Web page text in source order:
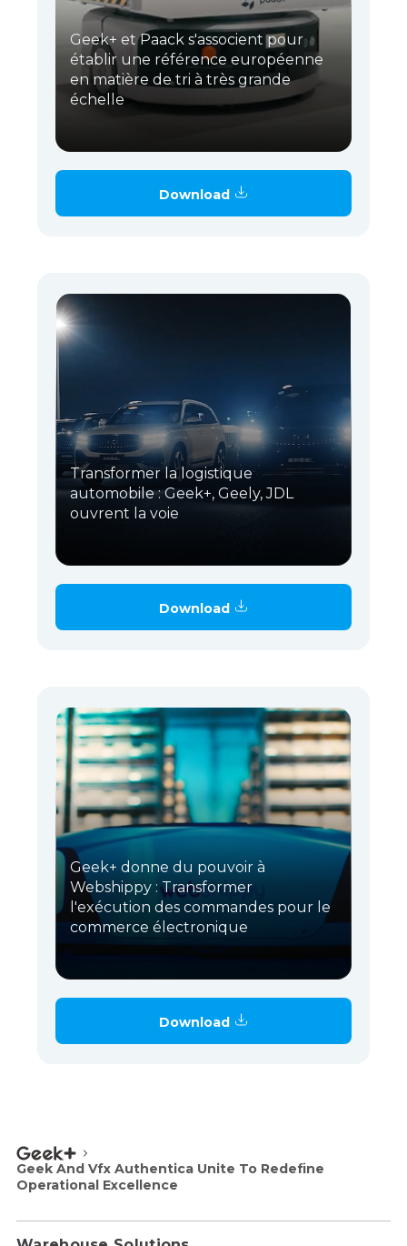
Geek+ et Paack s'associent pour
établir une référence européenne
en matière de tri à très grande
échelle
Download
Transformer la logistique
automobile : Geek+, Geely, JDL
ouvrent la voie
Download
Geek+ donne du pouvoir à
Webshippy : Transformer
l'exécution des commandes pour le
commerce électronique
Download
Geek And Vfx Authentica Unite To Redefine
Operational Excellence